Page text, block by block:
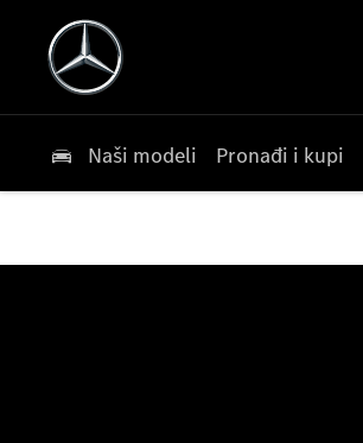
Naši modeli Pronađi i kupi